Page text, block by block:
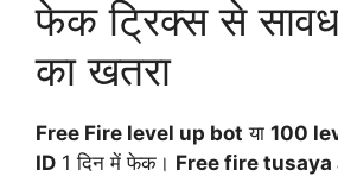
फेक ट्रिक्स से
का खतरा
Free Fire level up bot या 100
ID 1 दिन में फेक। Free fire